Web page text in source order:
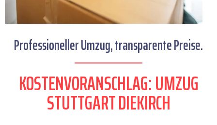
Professioneller Umzug, transparente Preise.
KOSTENVORANSCHLAG: UMZUG
STUTTGART DIEKIRCH